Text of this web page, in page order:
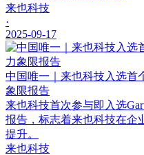
来也科技
·
2025-09-17
中国唯一｜来也科技入选首
象限报告
来也科技首次参与即入选
报告，标志着来也科技在企
提升。
来也科技